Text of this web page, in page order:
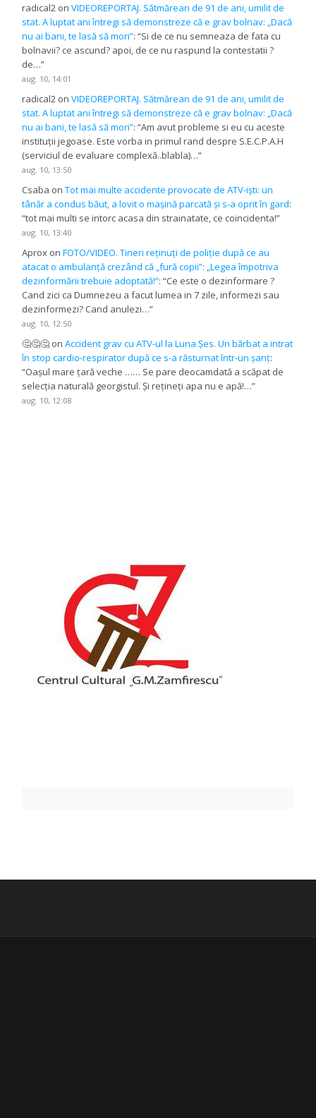
radical2 onVIDEOREPORTAJ. Sătmărean de 91 de ani, umilit de
stat. A luptat ani întregi să demonstreze că e grav bolnav: „Dacă
nu ai bani, te lasă să mori”: “Si de ce nu semneaza de fata cu
bolnavii? ce ascund? apoi, de ce nu raspund la contestatii ?
de…”
aug. 10, 14:01
radical2 onVIDEOREPORTAJ. Sătmărean de 91 de ani, umilit de
stat. A luptat ani întregi să demonstreze că e grav bolnav: „Dacă
nu ai bani, te lasă să mori”: “Am avut probleme si eu cu aceste
instituții jegoase. Este vorba in primul rand despre S.E.C.P.A.H
(serviciul de evaluare complexă..blabla)…”
aug. 10, 13:50
Csaba onTot mai multe accidente provocate de ATV-iști: un
tânăr a condus băut, a lovit o mașină parcată și s-a oprit în gard:
“tot mai multi se intorc acasa din strainatate, ce coincidenta!”
aug. 10, 13:40
Aprox onFOTO/VIDEO. Tineri reținuți de poliție după ce au
atacat o ambulanță crezând că „fură copii”: „Legea împotriva
dezinformării trebuie adoptată!”: “Ce este o dezinformare ?
Cand zici ca Dumnezeu a facut lumea in 7 zile, informezi sau
dezinformezi? Cand anulezi…”
aug. 10, 12:50
🤔🤔🤔 onAccident grav cu ATV-ul la Luna Șes. Un bărbat a intrat
în stop cardio-respirator după ce s-a răsturnat într-un șanț:
“Oașul mare țară veche …… Se pare deocamdată a scăpat de
selecția naturală georgistul. Și rețineți apa nu e apă!…”
aug. 10, 12:08